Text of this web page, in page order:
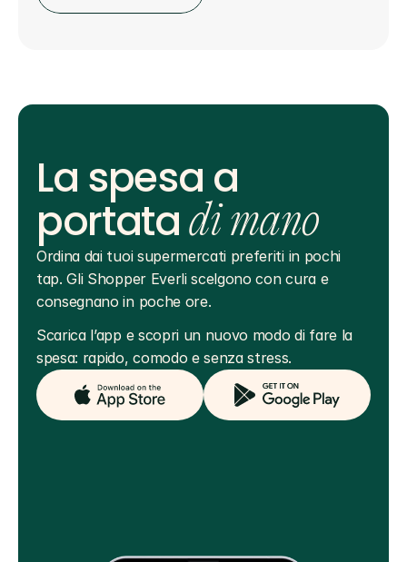
La spesa a
portatadi mano
Ordina dai tuoi supermercati preferiti in pochi
tap. Gli Shopper Everli scelgono con cura e
consegnano in poche ore.
Scarica l’app e scopri un nuovo modo di fare la
spesa: rapido, comodo e senza stress.